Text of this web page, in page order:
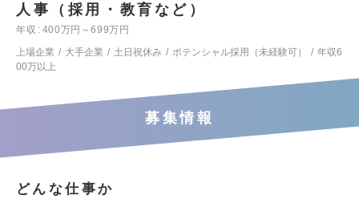
人事（採用・教育など）
年収
400万円～699万円
上場企業
大手企業 土日祝休み ポテンシャル採用（未経験可）
年収6
00万以上
募集情報
どんな仕事か